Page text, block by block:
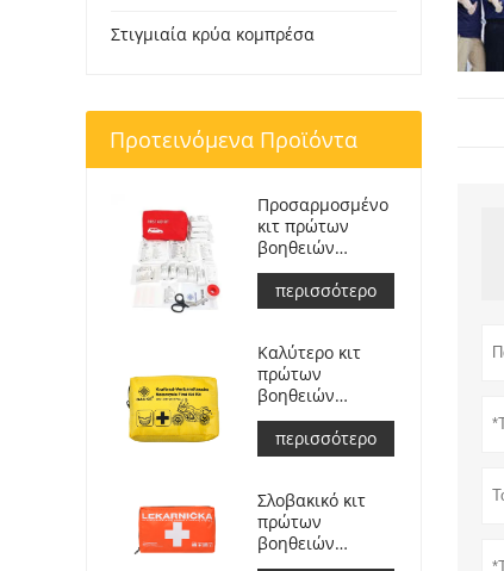
Στιγμιαία κρύα κομπρέσα
Προτεινόμενα Προϊόντα
Προσαρμοσμένο
κιτ πρώτων
βοηθειών
Ιατρική τσάντα
ανταπόκρισης
για αυτοκίνητο
περισσότερο
Καλύτερο κιτ
πρώτων
βοηθειών
περιπέτειας για
αναβάτες
μοτοσικλετών
περισσότερο
Σλοβακικό κιτ
πρώτων
βοηθειών
αυτοκινήτου